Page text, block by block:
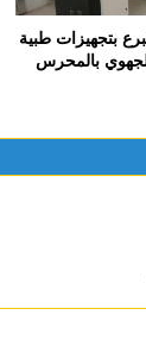
بتجهيزات طبية
بالمحرس